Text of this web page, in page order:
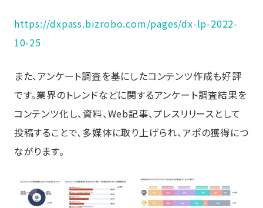
https://dxpass.bizrobo.com/pages/dx-lp-2022-
10-25
また、アンケート調査を基にしたコンテンツ作成も好評
です。業界のトレンドなどに関するアンケート調査結果を
コンテンツ化し、資料、Web記事、プレスリリースとして
投稿することで、多媒体に取り上げられ、アポの獲得につ
ながります。